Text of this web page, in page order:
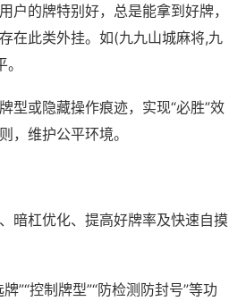
的牌特别好，总是能拿到好牌，
在此类外挂。如(九九山城麻将,九
型或隐藏操作痕迹，实现“必胜”效
，维护公平环境。
暗杠优化、提高好牌率及快速自摸
”“控制牌型”“防检测防封号”等功